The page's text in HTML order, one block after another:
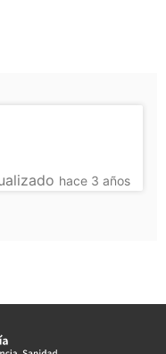
hace 3 años